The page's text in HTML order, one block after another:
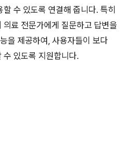
수 있도록 연결해 줍니다. 특히
료 전문가에게 질문하고 답변을
을 제공하여, 사용자들이 보다
있도록 지원합니다.